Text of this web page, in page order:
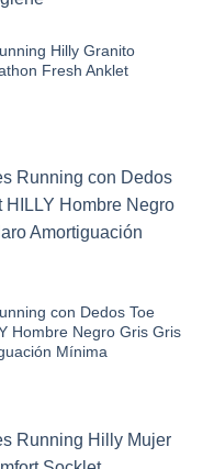
Hilly Granito
Fresh Anklet
Add to
wishlist
con Dedos Toe
Hombre Negro Gris Gris
Mínima